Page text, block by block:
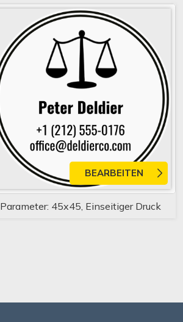
Parameter: 45x45, Einseitiger Druck
BEARBEITEN